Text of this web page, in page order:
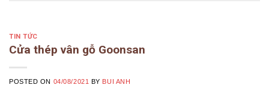
TIN TỨC
Cửa thép vân gỗ Goonsan
POSTED ON 04/08/2021 BY BUI ANH